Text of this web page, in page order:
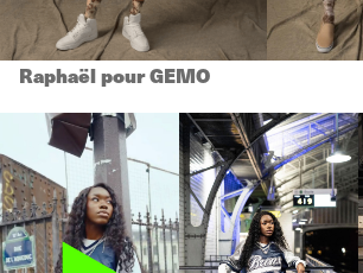
Raphaël pour GEMO